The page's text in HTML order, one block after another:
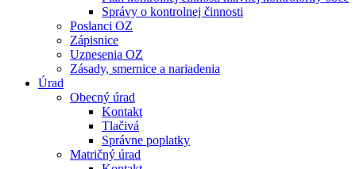
Správy o kontrolnej činnosti
Poslanci OZ
Zápisnice
Uznesenia OZ
Zásady, smernice a nariadenia
Úrad
Obecný úrad
Kontakt
Tlačivá
Správne poplatky
Matričný úrad